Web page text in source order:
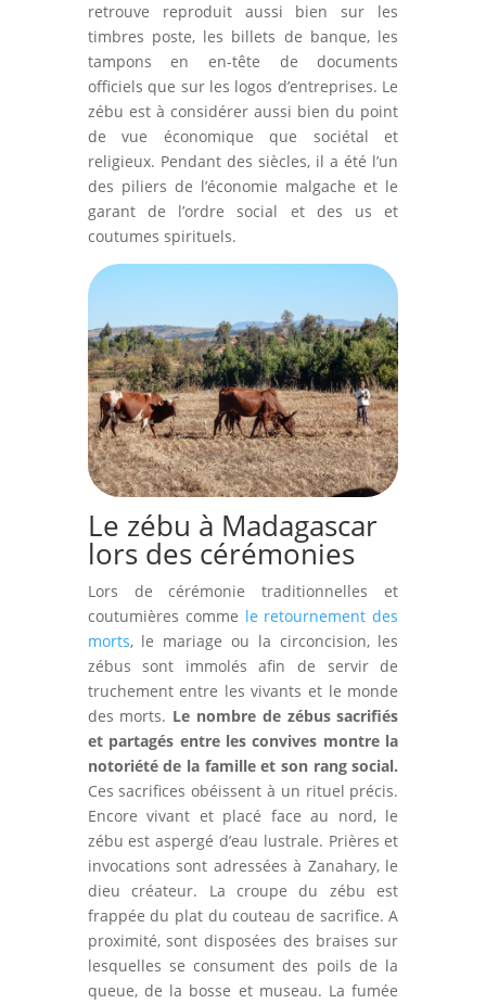
retrouve reproduit aussi bien sur les
timbres poste, les billets de banque, les
tampons en en-tête de documents
officiels que sur les logos d’entreprises. Le
zébu est à considérer aussi bien du point
de vue économique que sociétal et
religieux. Pendant des siècles, il a été l’un
des piliers de l’économie malgache et le
garant de l’ordre social et des us et
coutumes spirituels.
Le zébu à Madagascar
lors des cérémonies
Lors de cérémonie traditionnelles et
coutumières comme le retournement des
morts, le mariage ou la circoncision, les
zébus sont immolés afin de servir de
truchement entre les vivants et le monde
des morts. Le nombre de zébus sacrifiés
et partagés entre les convives montre la
notoriété de la famille et son rang social.
Ces sacrifices obéissent à un rituel précis.
Encore vivant et placé face au nord, le
zébu est aspergé d’eau lustrale. Prières et
invocations sont adressées à Zanahary, le
dieu créateur. La croupe du zébu est
frappée du plat du couteau de sacrifice. A
proximité, sont disposées des braises sur
lesquelles se consument des poils de la
queue, de la bosse et museau. La fumée